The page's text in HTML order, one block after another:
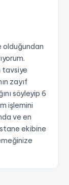
olduğundan
tavsiye
zayıf
söyleyip 6
işlemini
ve en
ekibine